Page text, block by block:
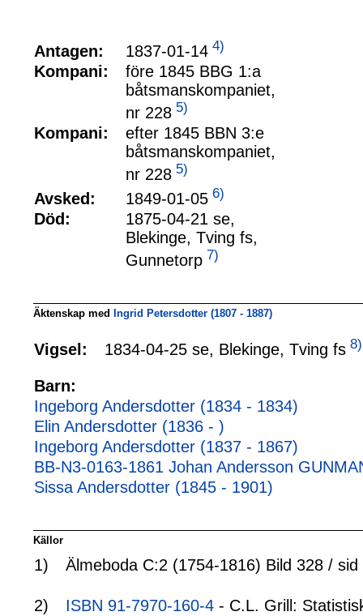
Antagen: 1837-01-14 4)
Kompani:
före 1845 BBG 1:a
båtsmanskompaniet,
nr 228 5)
Kompani:
efter 1845 BBN 3:e
båtsmanskompaniet,
nr 228 5)
Avsked: 1849-01-05 6)
Död:
1875-04-21 se,
Blekinge, Tving fs,
Gunnetorp 7)
Äktenskap med Ingrid Petersdotter (1807 - 1887)
Vigsel: 1834-04-25 se, Blekinge, Tving fs 8)
Barn:
Ingeborg Andersdotter (1834 - 1834)
Elin Andersdotter (1836 - )
Ingeborg Andersdotter (1837 - 1867)
BB-N3-0163-1861 Johan Andersson
Sissa Andersdotter (1845 - 1901)
Källor
1) Älmeboda C:2 (1754-1816) Bild 328 / sid
2) ISBN 91-7970-160-4 - C.L. Grill: